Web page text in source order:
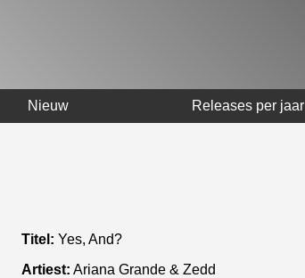
Nieuw Releases per jaar
Titel: Yes, And?
Artiest: Ariana Grande & Zedd